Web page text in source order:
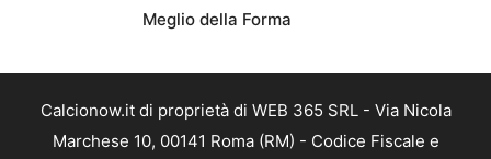
Meglio della Forma
Calcionow.it di proprietà di WEB 365 SRL - Via Nicola
Marchese 10, 00141 Roma (RM) - Codice Fiscale e